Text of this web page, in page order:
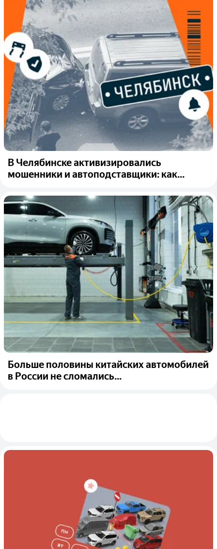
В Челябинске активизировались
мошенники и автоподставщики: как...
Больше половины китайских автомобилей
в России не сломались...